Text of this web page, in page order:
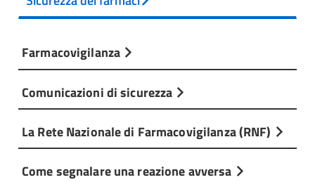
Farmacovigilanza
Comunicazioni di sicurezza
La Rete Nazionale di Farmacovigilanza (RNF)
Come segnalare una reazione avversa